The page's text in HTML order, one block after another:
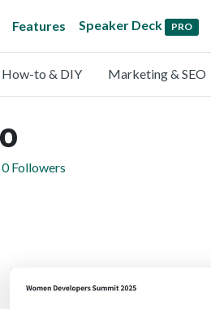
Features Speaker Deck PRO
How-to & DIY Marketing & SEO
0 Followers